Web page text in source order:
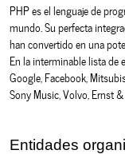
PHP es el lenguaje de
mundo. Su perfecta
han convertido en una
En la interminable lista de
Google, Facebook,
Sony Music, Volvo, Ernst &
Entidades